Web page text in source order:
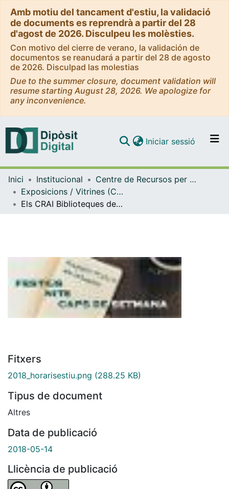
Amb motiu del tancament d'estiu, la validació
de documents es reprendrà a partir del 28
d'agost de 2026. Disculpeu les molèsties.
Con motivo del cierre de verano, la validación de
documentos se reanudará a partir del 28 de agosto
de 2026. Disculpad las molestias
Due to the summer closure, document validation will
resume starting August 28, 2026. We apologize for
any inconvenience.
Navega per tot el DD
Com publicar
Iniciar sessió (current)
Inici Institucional
Centre de Recursos per a l'Aprenentatge i la Investigació (CRAI-UB) - Institucional
Exposicions / Vitrines (CRAI-UB)
Els CRAI Biblioteques de la Universitat de Barcelona amplien horaris en període d'exàmens. (Maig 2018)
Fitxers
2018_horarisestiu.png (288.25 KB)
Tipus de document
Altres
Data de publicació
2018-05-14
Llicència de publicació